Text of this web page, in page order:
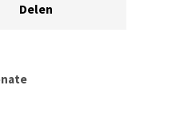
Delen